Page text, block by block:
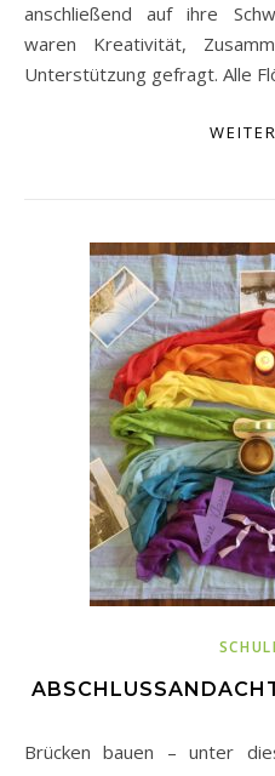
anschließend auf ihre
waren Kreativität,
Unterstützung gefragt. Alle
Brücken bauen – unter diesem Motto trafen sich am